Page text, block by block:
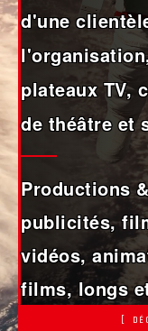
d'une
plateaux TV,
de théâtre et
Productions
publicités,
vidéos,
films, longs
[